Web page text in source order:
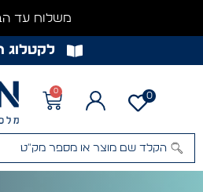
משלוח עד
לקטלוג
0
0